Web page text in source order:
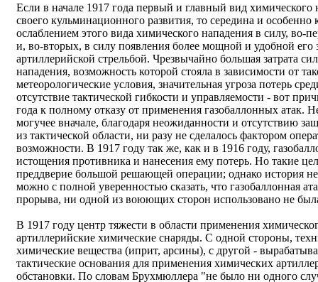
Если в начале 1917 года первый и главный вид химического
своего кульминационного развития, то середина и особенно
ослаблением этого вида химического нападения в силу, во-
и, во-вторых, в силу появления более мощной и удобной
артиллерийской стрельбой. Чрезвычайно большая затрата
нападения, возможность которой стояла в зависимости от
метеорологические условия, значительная угроза потерь
отсутствие тактической гибкости и управляемости - вот
года к полному отказу от применения газобаллонных атак.
могучее вначале, благодаря неожиданности и отсутствию
из тактической области, ни разу не сделалось фактором
возможности. В 1917 году так же, как и в 1916 году,
истощения противника и нанесения ему потерь. Но такие
преддверие большой решающей операции; однако история
можно с полной уверенностью сказать, что газобаллонная
прорыва, ни одной из воюющих сторон использовано не
В 1917 году центр тяжести в области применения
артиллерийские химические снаряды. С одной стороны,
химические вещества (иприт, арсины), с другой -
тактические основания для применения химических
обстановки. По словам Брухмюллера "не было ни одного